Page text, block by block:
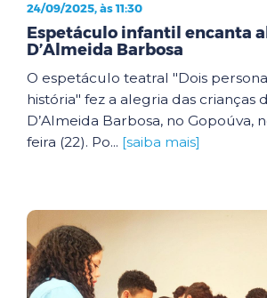
24/09/2025, às 11:30
Espetáculo infantil encanta
D’Almeida Barbosa
O espetáculo teatral "Dois
história" fez a alegria das crianças
D’Almeida Barbosa, no Gopoúva,
feira (22). Po... [saiba mais]